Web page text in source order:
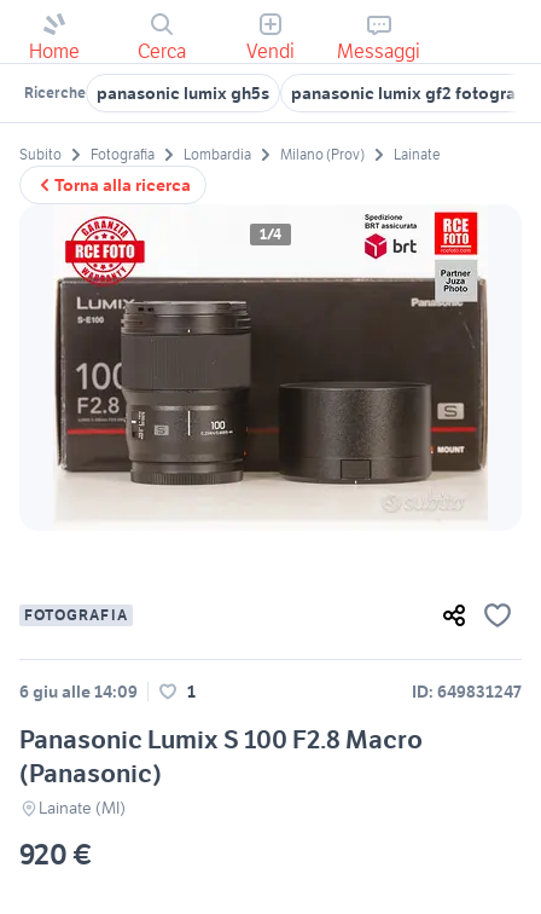
Home Cerca Vendi Messaggi
Ricerche panasonic lumix gh5s panasonic lumix gf2 fotografia
Torna alla ricerca
Subito Fotografia Lombardia Milano (Prov) Lainate
1/4
FOTOGRAFIA
6 giu alle 14:09 1 ID: 649831247
Panasonic Lumix S 100 F2.8 Macro
(Panasonic)
Lainate (MI)
920 €